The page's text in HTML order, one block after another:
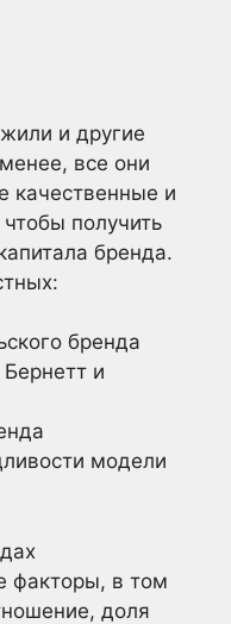
и другие
все они
качественные и
получить
бренда.
бренда
и
модели
факторы, в том
доля